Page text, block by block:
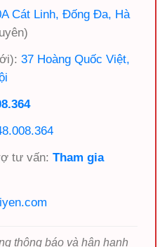
Cát Linh, Đống Đa, Hà
37 Hoàng Quốc Việt,
tư vấn: Tham gia
thông báo và hân hạnh